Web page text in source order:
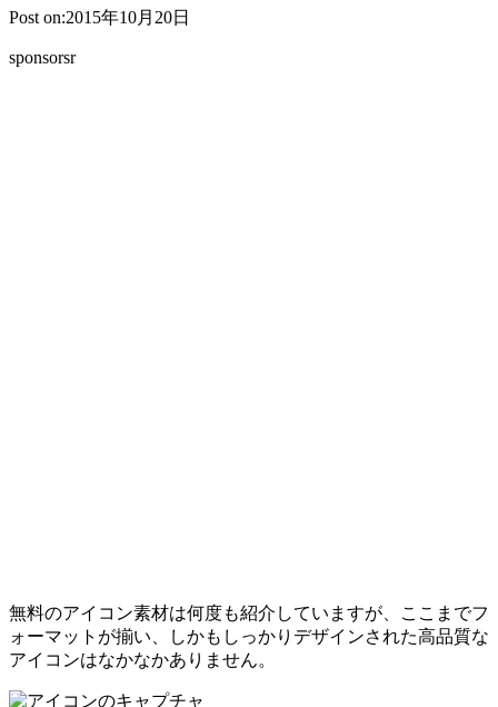
Post on:2015年10月20日
sponsorsr
無料のアイコン素材は何度も紹介していますが、ここまでフ
ォーマットが揃い、しかもしっかりデザインされた高品質な
アイコンはなかなかありません。